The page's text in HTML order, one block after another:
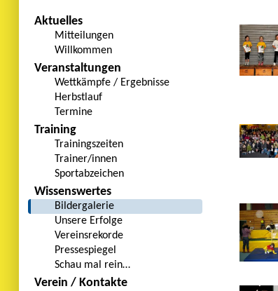
Aktuelles
Mitteilungen
Willkommen
Veranstaltungen
Wettkämpfe / Ergebnisse
Herbstlauf
Termine
Training
Trainingszeiten
Trainer/innen
Sportabzeichen
Wissenswertes
Bildergalerie
Unsere Erfolge
Vereinsrekorde
Pressespiegel
Schau mal rein…
Verein / Kontakte